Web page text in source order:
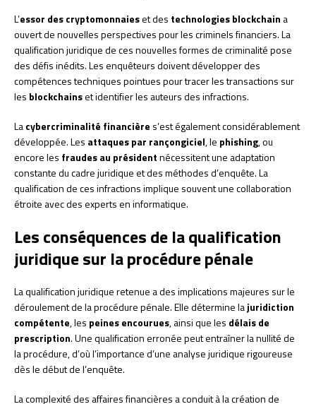
L’essor des cryptomonnaieset des technologies blockchain a
ouvert de nouvelles perspectives pour les criminels financiers. La
qualification juridique de ces nouvelles formes de criminalité pose
des défis inédits. Les enquêteurs doivent développer des
compétences techniques pointues pour tracer les transactions sur
les blockchainset identifier les auteurs des infractions.
Lacybercriminalité financière s’est également considérablement
développée. Les attaques par rançongiciel, le phishing, ou
encore les fraudes au présidentnécessitent une adaptation
constante du cadre juridique et des méthodes d’enquête. La
qualification de ces infractions implique souvent une collaboration
étroite avec des experts en informatique.
Les conséquences de la qualification
juridique sur la procédure pénale
La qualification juridique retenue a des implications majeures sur le
déroulement de la procédure pénale. Elle détermine lajuridiction
compétente, les peines encourues, ainsi que les délais de
prescription. Une qualification erronée peut entraîner la nullité de
la procédure, d’où l’importance d’une analyse juridique rigoureuse
dès le début de l’enquête.
La complexité des affaires financières a conduit à la création de